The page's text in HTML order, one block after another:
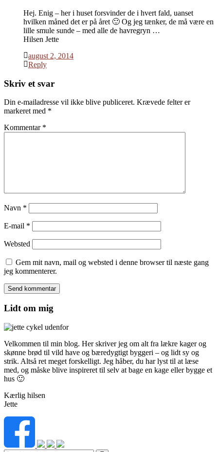
Hej. Enig – her i huset forsvinder de i hvert fald, uanset
hvilken måned det er på året 🙂 Og jeg tænker, de må være en
lille smule sunde – med alle de havregryn …
Hilsen Jette
august 2, 2014
Reply
Skriv et svar
Din e-mailadresse vil ikke blive publiceret. Krævede felter er
markeret med *
Kommentar *
Navn *
E-mail *
Websted
Gem mit navn, mail og websted i denne browser til næste gang
jeg kommenterer.
Lidt om mig
Velkommen til min blog. Her skriver jeg om alt fra lækre kager og
skønne brød til vild have og bæredygtigt byggeri – og lidt sy og
strik. Altså ret meget forskelligt. Jeg håber, du har lyst til at læse
med, og måske blive inspireret til selv at bage en kage eller bygge et
hus 🙂
Kærlig hilsen
Jette